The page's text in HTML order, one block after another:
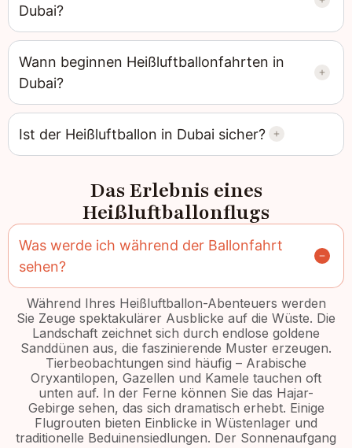
Dubai?
Wann beginnen Heißluftballonfahrten in
Dubai?
Ist der Heißluftballon in Dubai sicher?
Das Erlebnis eines
Heißluftballonflugs
Was werde ich während der Ballonfahrt
sehen?
Während Ihres Heißluftballon-Abenteuers werden
Sie Zeuge spektakulärer Ausblicke auf die Wüste. Die
Landschaft zeichnet sich durch endlose goldene
Sanddünen aus, die faszinierende Muster erzeugen.
Tierbeobachtungen sind häufig – Arabische
Oryxantilopen, Gazellen und Kamele tauchen oft
unten auf. In der Ferne können Sie das Hajar-
Gebirge sehen, das sich dramatisch erhebt. Einige
Flugrouten bieten Einblicke in Wüstenlager und
traditionelle Beduinensiedlungen. Der Sonnenaufgang